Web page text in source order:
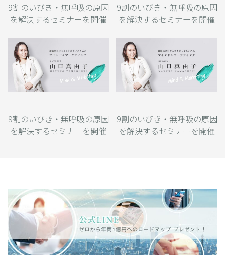
9割のいびき・無呼吸の原因
を解決するセミナーを開催
9割のいびき・無呼吸の原因
を解決するセミナーを開催
9割のいびき・無呼吸の原因
を解決するセミナーを開催
9割のいびき・無呼吸の原因
を解決するセミナーを開催